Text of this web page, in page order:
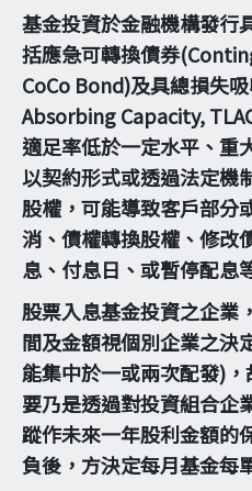
基金投資於金融機構發行
括應急可轉換債券
CoCo Bond)及具總損失
Absorbing Capacity,
適足率低於一定水平、重
以契約形式或透過法定機
股權，可能導致客戶部分
消、債權轉換股權、修改
息、付息日、或暫停配息
股票入息基金投資之企業
間及金額視個別企業之決
能集中於一或兩次配發)
要乃是透過對投資組合企
蹤作未來一年股利金額的
負後，方決定每月基金每